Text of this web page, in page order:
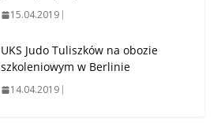
15.04.2019
UKS Judo Tuliszków na obozie
szkoleniowym w Berlinie
14.04.2019